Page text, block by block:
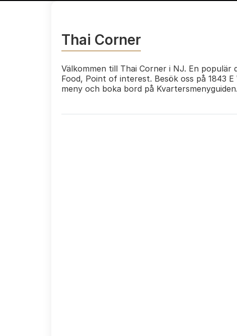
Thai Corner
Välkommen till Thai Corner i NJ. En
Food, Point of interest. Besök oss på 1843
meny och boka bord på Kvartersmenyguiden.